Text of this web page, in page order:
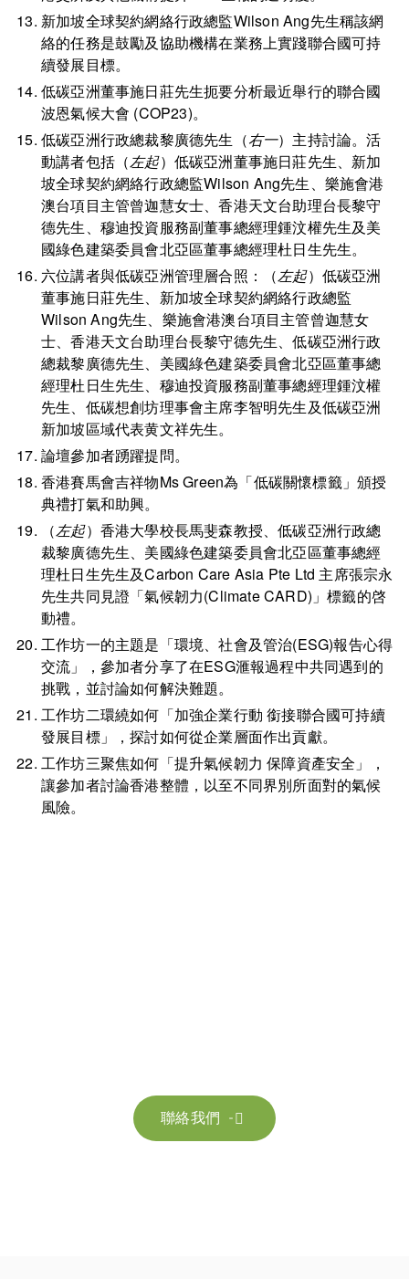
新加坡全球契約網絡行政總監Wilson Ang先生稱該網
絡的任務是鼓勵及協助機構在業務上實踐聯合國可持
續發展目標。
低碳亞洲董事施日莊先生扼要分析最近舉行的聯合國
波恩氣候大會 (COP23)。
低碳亞洲行政總裁黎廣德先生（右一）主持討論。活
動講者包括（左起）低碳亞洲董事施日莊先生、新加
坡全球契約網絡行政總監Wilson Ang先生、樂施會港
澳台項目主管曾迦慧女士、香港天文台助理台長黎守
德先生、穆迪投資服務副董事總經理鍾汶權先生及美
國綠色建築委員會北亞區董事總經理杜日生先生。
六位講者與低碳亞洲管理層合照：（左起）低碳亞洲
董事施日莊先生、新加坡全球契約網絡行政總監
Wilson Ang先生、樂施會港澳台項目主管曾迦慧女
士、香港天文台助理台長黎守德先生、低碳亞洲行政
總裁黎廣德先生、美國綠色建築委員會北亞區董事總
經理杜日生先生、穆迪投資服務副董事總經理鍾汶權
先生、低碳想創坊理事會主席李智明先生及低碳亞洲
新加坡區域代表黄文祥先生。
論壇參加者踴躍提問。
香港賽馬會吉祥物Ms Green為「低碳關懷標籤」頒授
典禮打氣和助興。
（左起）香港大學校長馬斐森教授、低碳亞洲行政總
裁黎廣德先生、美國綠色建築委員會北亞區董事總經
理杜日生先生及Carbon Care Asia Pte Ltd 主席張宗永
先生共同見證「氣候韌力(Climate CARD)」標籤的啓
動禮。
工作坊一的主題是「環境、社會及管治(ESG)報告心得
交流」，參加者分享了在ESG滙報過程中共同遇到的
挑戰，並討論如何解決難題。
工作坊二環繞如何「加強企業行動 銜接聯合國可持續
發展目標」，探討如何從企業層面作出貢獻。
工作坊三聚焦如何「提升氣候韌力 保障資產安全」，
讓參加者討論香港整體，以至不同界別所面對的氣候
風險。

聯絡我們